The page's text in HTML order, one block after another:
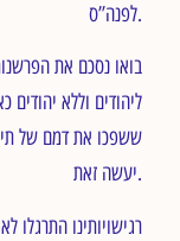
לפנה”ס.
בואו נסכם את
ליהודים וללא
ששפכו את דמם של
יעשה זאת.
רגישויותינו התרגלו